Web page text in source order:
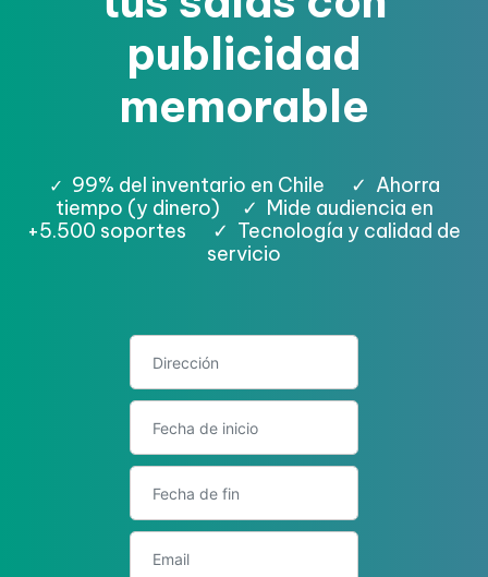
publicidad
memorable
✓ 99% del inventario en Chile ✓ Ahorra
tiempo (y dinero)
✓ Mide audiencia en
+5.500 soportes
✓ Tecnología y calidad de
servicio